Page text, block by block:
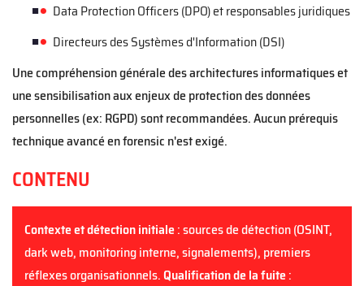
Data Protection Officers (DPO) et responsables juridiques
Directeurs des Systèmes d'Information (DSI)
Une compréhension générale des architectures informatiques et
une sensibilisation aux enjeux de protection des données
personnelles (ex: RGPD) sont recommandées. Aucun prérequis
technique avancé en forensic n'est exigé.
CONTENU
Contexte et détection initiale: sources de détection (OSINT,
dark web, monitoring interne, signalements), premiers
réflexes organisationnels.Qualification de la fuite: